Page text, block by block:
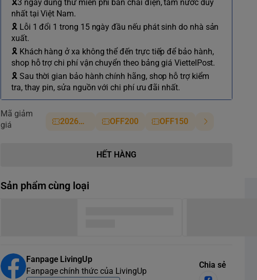
🎗3 ngày dùng thử miễn phí bàn chải điện, tăm nước duy
nhất tại Việt Nam.
🎗 Lỗi 1 đổi 1 trong 15 ngày đầu nếu phát sinh do nhà sản
xuất.
🎗 Khách hàng ở xa không thể đến trực tiếp để bảo hành,
shop hỗ trợ chi phí vận chuyển theo bảng giá ViettelPost.
🎗 Sau thời gian bảo hành chính hãng, shop hỗ trợ kiểm
tra, thay pin, sửa nguồn với chi phí ưu đãi nhất.
Mã giảm
giá
2026NM OFF200 OFF150
HẾT HÀNG
Sản phẩm cùng loại
Fanpage LivingUp
Fanpage chính thức của LivingUp
Chia sẻ